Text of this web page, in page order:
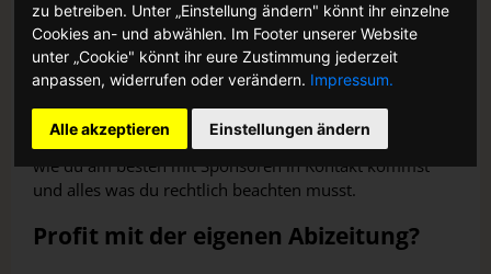
zu betreiben. Unter „Einstellung ändern" könnt ihr einzelne
Cookies an- und abwählen. Im Footer unserer Website
unter „Cookie" könnt ihr eure Zustimmung jederzeit
anpassen, widerrufen oder verändern. Impressum.
Alle akzeptieren Einstellungen ändern
Sponsoren und Finanzierungsmöglichkeiten für eure
Abizeitung gibt es einige. Wie du dierichtigen
Werbepartnerfindest und für eure Abizeitung
gewinnst, erfährst du hier. Inklusive Muster-
Anschreiben
zur Abibuch-Finanzierung. Außerdem
verrate ich dir alles über die Vorteile des Sponsorings,
wie du am besten mit Sponsoren in Kontakt kommst
und alles was du rechtlich beachten musst.
Profit mit der eigenen Abizeitung?